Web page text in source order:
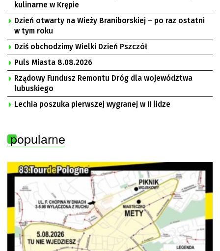
kulinarne w Krępie
Dzień otwarty na Wieży Braniborskiej – po raz ostatni
w tym roku
Dziś obchodzimy Wielki Dzień Pszczół
Puls Miasta 8.08.2026
Rządowy Fundusz Remontu Dróg dla województwa
lubuskiego
Lechia poszuka pierwszej wygranej w II lidze
popularne